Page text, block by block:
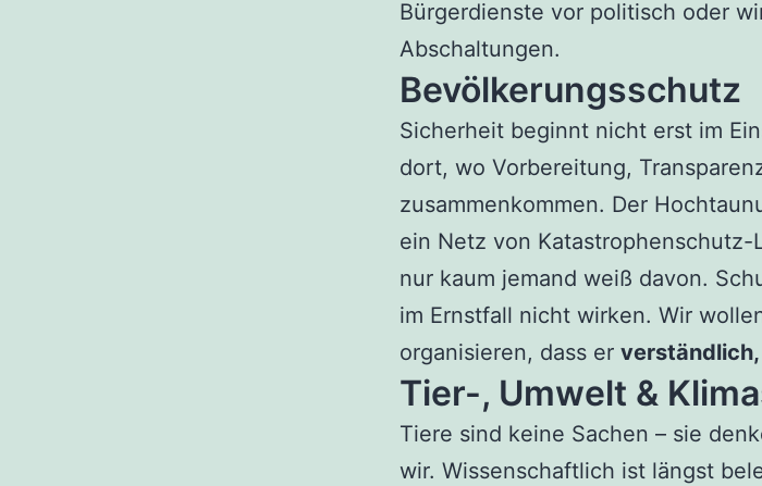
Bürgerdienste vor politisch oder
Abschaltungen.
Bevölkerungsschutz
Sicherheit beginnt nicht erst im
dort, wo Vorbereitung,
zusammenkommen. Der
ein Netz von Katastrophenschutz-
nur kaum jemand weiß davon.
im Ernstfall nicht wirken. Wir
organisieren, dass er
Tier-, Umwelt &
Tiere sind keine Sachen – sie
wir. Wissenschaftlich ist längst